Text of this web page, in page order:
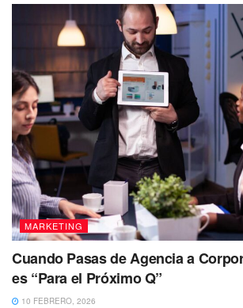
MARKETING
Cuando Pasas de Agencia a
es “Para el Próximo Q”
10 FEBRERO, 2026